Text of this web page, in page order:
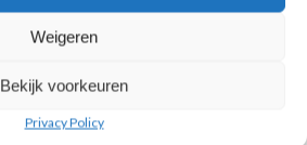
Weigeren
Bekijk voorkeuren
Privacy Policy